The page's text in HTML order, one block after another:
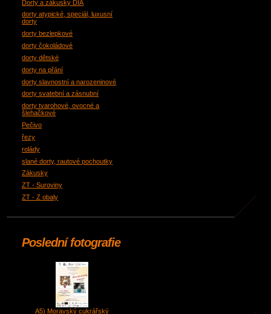
Dorty a zákusky DIA
dorty atypické, speciál, luxusní
dorty
dorty bezlepkové
dorty čokoládové
dorty dětské
dorty na přání
dorty slavnostní a narozeninové
dorty svatební a zásnubní
dorty tvarohové, ovocné a
šlehačkové
Pečivo
řezy
rolády
slané dorty, rautové pochoutky
Zákusky
ZT - Suroviny
ZT - Z obaly
Poslední fotografie
A5) Moravský cukrářský